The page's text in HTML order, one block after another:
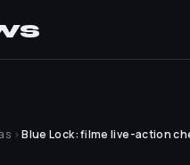
› Blue Lock: filme live-action